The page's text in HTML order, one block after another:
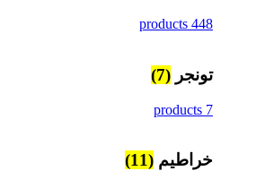
448 products
تونجر (7)
7 products
خراطيم (11)